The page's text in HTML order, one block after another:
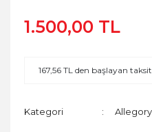
1.500,00 TL
167,56 TL den başlayan
Kategori